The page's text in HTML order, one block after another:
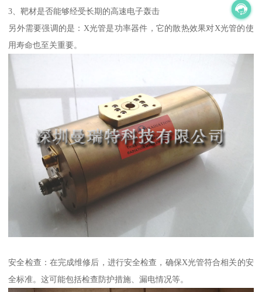
3、靶材是否能够经受长期的高速电子轰击
另外需要强调的是：X光管是功率器件，它的散热效果对X光管的使
用寿命也至关重要。
安全检查：在完成维修后，进行安全检查，确保X光管符合相关的安
全标准。这可能包括检查防护措施、漏电情况等。